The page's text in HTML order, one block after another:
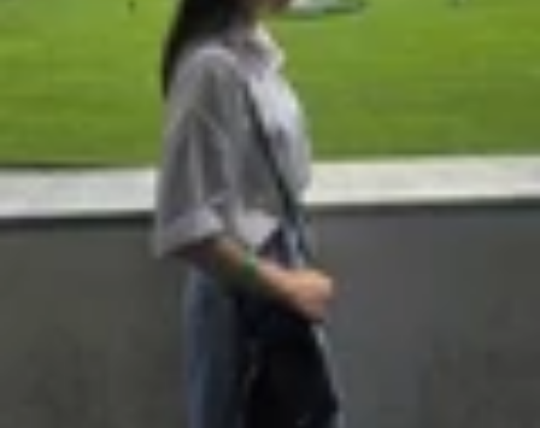
03/03/2026
Theo dõi XTMobile trên
So sánh Galaxy S26 Ultra vs Pixel 10 Pro XL